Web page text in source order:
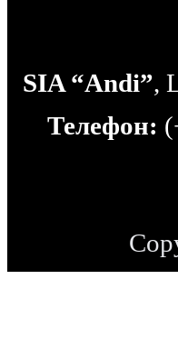
SIA “Andi”,
Телефон: